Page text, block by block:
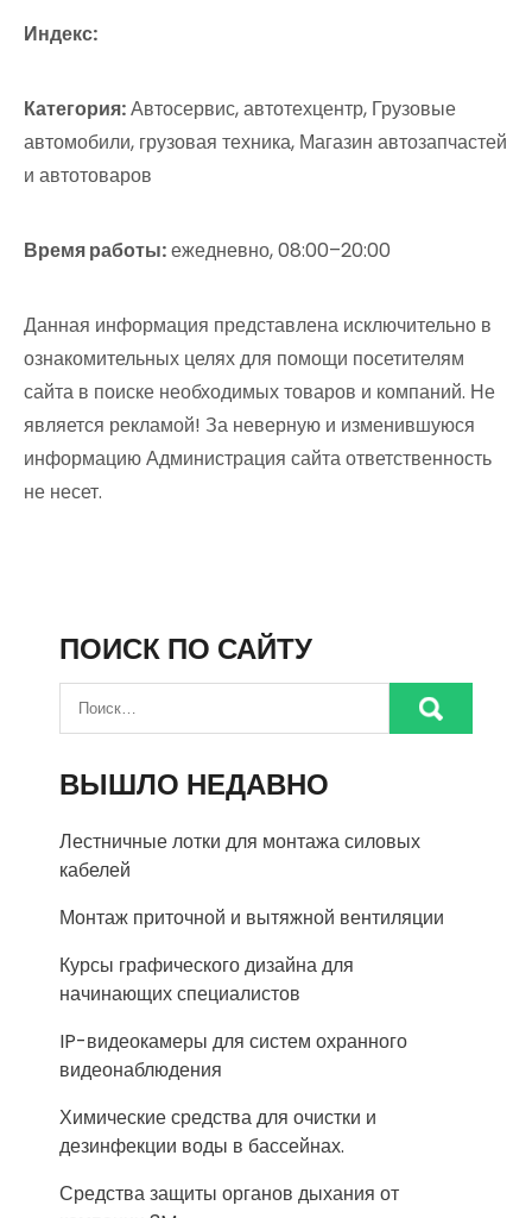
Индекс:
Категория:Автосервис, автотехцентр, Грузовые
автомобили, грузовая техника, Магазин автозапчастей
и автотоваров
Время работы:ежедневно, 08:00–20:00
Данная информация представлена исключительно в
ознакомительных целях для помощи посетителям
сайта в поиске необходимых товаров и компаний. Не
является рекламой! За неверную и изменившуюся
информацию Администрация сайта ответственность
не несет.
ПОИСК ПО САЙТУ
ВЫШЛО НЕДАВНО
Лестничные лотки для монтажа силовых
кабелей
Монтаж приточной и вытяжной вентиляции
Курсы графического дизайна для
начинающих специалистов
IP-видеокамеры для систем охранного
видеонаблюдения
Химические средства для очистки и
дезинфекции воды в бассейнах.
Средства защиты органов дыхания от